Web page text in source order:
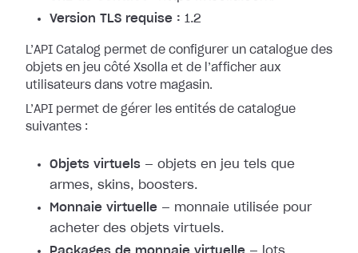
Version TLS requise : 1.2
L’API Catalog permet de configurer un catalogue des
objets en jeu côté Xsolla et de l’afficher aux
utilisateurs dans votre magasin.
L’API permet de gérer les entités de catalogue
suivantes :
Objets virtuels — objets en jeu tels que
armes, skins, boosters.
Monnaie virtuelle — monnaie utilisée pour
acheter des objets virtuels.